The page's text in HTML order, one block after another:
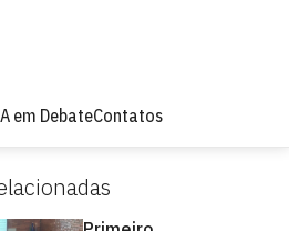
em DebateContatos